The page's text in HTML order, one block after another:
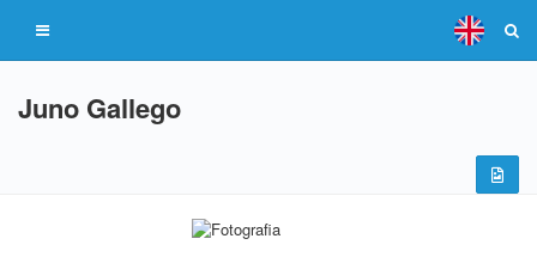
Juno Gallego